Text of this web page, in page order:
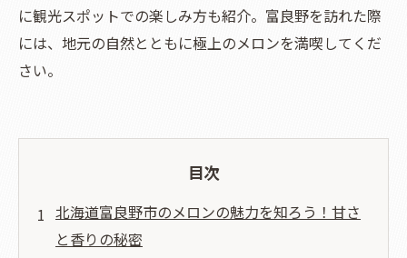
に観光スポットでの楽しみ方も紹介。富良野を訪れた際
には、地元の自然とともに極上のメロンを満喫してくだ
さい。
目次
北海道富良野市のメロンの魅力を知ろう！甘さ
と香りの秘密